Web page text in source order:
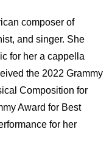
composer of
and singer. She
for her a cappella
the 2022 Grammy
Composition for
Award for Best
for her